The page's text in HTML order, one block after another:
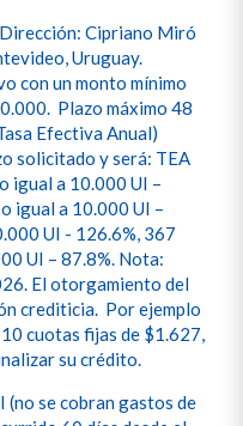
Cipriano Miró
Uruguay.
con un monto mínimo
Plazo máximo 48
Efectiva Anual)
solicitado y será: TEA
igual a 10.000 UI –
igual a 10.000 UI –
UI - 126.6%, 367
UI – 87.8%. Nota:
El otorgamiento del
crediticia. Por ejemplo
cuotas fijas de $1.627,
su crédito.
(no se cobran gastos de